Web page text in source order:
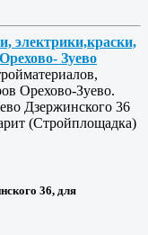
электрики,краски,
Зуево
Орехово-Зуево.
Дзержинского 36
(Стройплощадка)
36, для